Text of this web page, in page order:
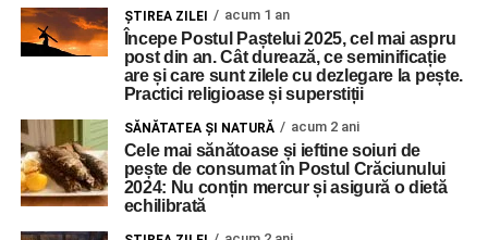
ŞTIREA ZILEI acum 1 an
Începe Postul Paștelui 2025, cel mai aspru
post din an. Cât durează, ce seminificație
are și care sunt zilele cu dezlegare la pește.
Practici religioase și superstiții
SĂNĂTATEA ȘI NATURĂ acum 2 ani
Cele mai sănătoase și ieftine soiuri de
pește de consumat în Postul Crăciunului
2024: Nu conțin mercur și asigură o dietă
echilibrată